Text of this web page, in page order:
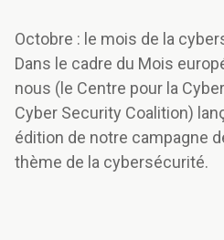
Octobre : le mois de la
Dans le cadre du Mois
nous (le Centre pour la
Cyber Security Coalition)
édition de notre campagne
thème de la cybersécurité.